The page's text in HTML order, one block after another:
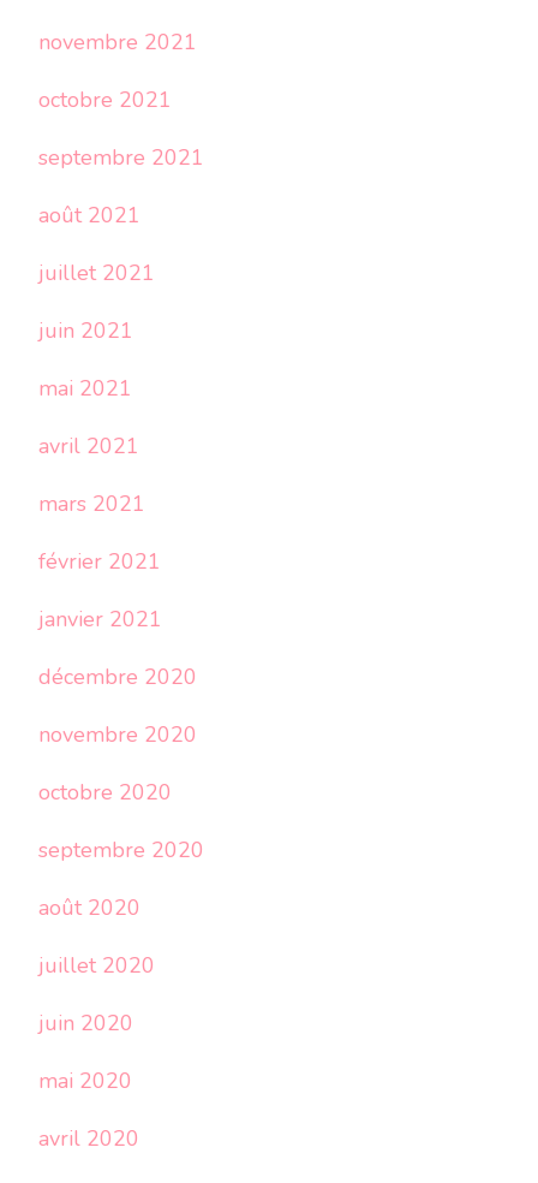
novembre 2021
octobre 2021
septembre 2021
août 2021
juillet 2021
juin 2021
mai 2021
avril 2021
mars 2021
février 2021
janvier 2021
décembre 2020
novembre 2020
octobre 2020
septembre 2020
août 2020
juillet 2020
juin 2020
mai 2020
avril 2020